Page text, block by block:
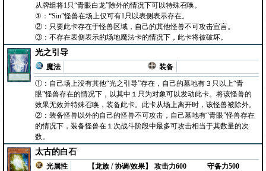
从牌组将1只“青眼白龙”除外的情况下可以特殊召唤。
①：“Sin”怪兽在场上仅可有1只以表侧表示存在。
②：只要此卡存在于怪兽区域，自己的其他怪兽不可攻击宣言。
③：不存在表侧表示的场地魔法卡的情况下，此卡将被破坏。
光之引导
魔法
装备
①：自己场上没有其他“光之引导”存在，自己的墓地有３只以上“青
眼”怪兽存在的情况下，以其中１只为对象可以发动此卡。将该怪兽的
效果无效并特殊召唤，装备此卡。此卡从场上离开时，该怪兽被除外。
②：装备怪兽以外的自己的怪兽不可攻击，自己墓地有“青眼”怪兽存在
的情况下，装备怪兽在１次战斗阶段中最多可攻击相当于其数量的次
数。
太古的白石
光属性 【龙族 / 协调/效果】 攻击力600 守备力500